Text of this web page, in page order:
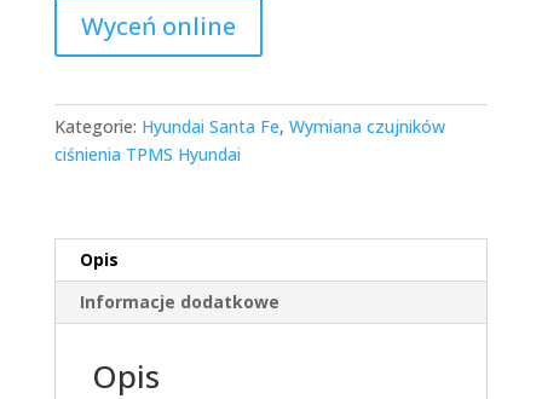
Wyceń online
Kategorie: Hyundai Santa Fe, Wymiana czujników
ciśnienia TPMS Hyundai
Opis
Informacje dodatkowe
Opis